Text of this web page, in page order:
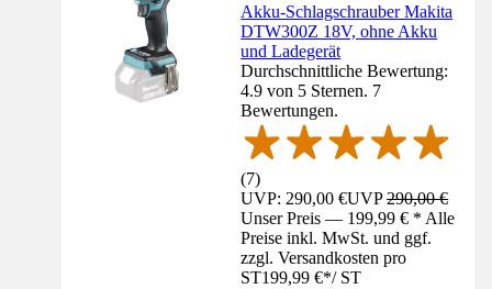
Akku-Schlagschrauber Makita
DTW300Z 18V, ohne Akku
und Ladegerät
Durchschnittliche Bewertung:
4.9 von 5 Sternen. 7
Bewertungen.
(7)
UVP: 290,00 €UVP290,00 €
Unser Preis — 199,99 € * Alle
Preise inkl. MwSt. und ggf.
zzgl. Versandkosten pro
ST199,99 €*/ ST